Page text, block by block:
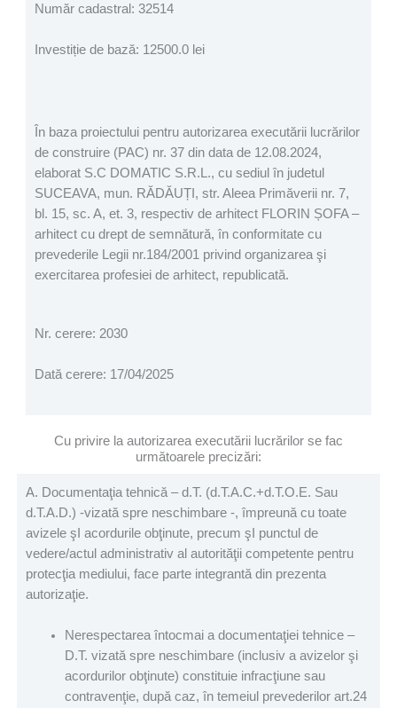
Număr cadastral: 32514
Investiție de bază: 12500.0 lei
În baza proiectului pentru autorizarea executării lucrărilor
de construire (PAC) nr. 37 din data de 12.08.2024,
elaborat S.C DOMATIC S.R.L., cu sediul în judetul
SUCEAVA, mun. RĂDĂUȚI, str. Aleea Primăverii nr. 7,
bl. 15, sc. A, et. 3, respectiv de arhitect FLORIN ȘOFA –
arhitect cu drept de semnătură, în conformitate cu
prevederile Legii nr.184/2001 privind organizarea şi
exercitarea profesiei de arhitect, republicată.
Nr. cerere: 2030
Dată cerere: 17/04/2025
Cu privire la autorizarea executării lucrărilor se fac
următoarele precizări:
A. Documentaţia tehnică – d.T. (d.T.A.C.+d.T.O.E. Sau
d.T.A.D.) -vizată spre neschimbare -, împreună cu toate
avizele şI acordurile obţinute, precum şI punctul de
vedere/actul administrativ al autorităţii competente pentru
protecţia mediului, face parte integrantă din prezenta
autorizaţie.
Nerespectarea întocmai a documentaţiei tehnice –
D.T. vizată spre neschimbare (inclusiv a avizelor şi
acordurilor obţinute) constituie infracţiune sau
contravenţie, după caz, în temeiul prevederilor art.24